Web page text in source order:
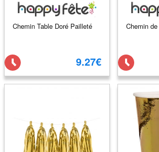
Chemin Table Doré Pailleté
9.27€
Chemin